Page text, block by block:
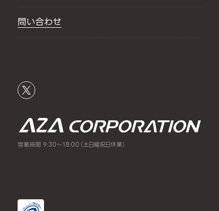
問い合わせ
営業時間 9:30～18:00（土日曜祝日休業）